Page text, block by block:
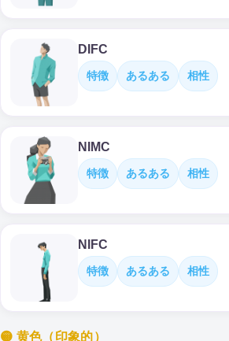
DIFC
特徴 あるある 相性
NIMC
特徴 あるある 相性
NIFC
特徴 あるある 相性
🟡 黄色（印象的）